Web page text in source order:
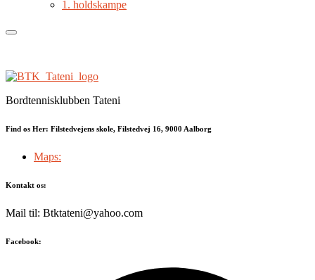
1. holdskampe
Bordtennisklubben Tateni
Find os Her: Filstedvejens skole, Filstedvej 16, 9000 Aalborg
Maps:
Kontakt os:
Mail til: Btktateni@yahoo.com
Facebook: